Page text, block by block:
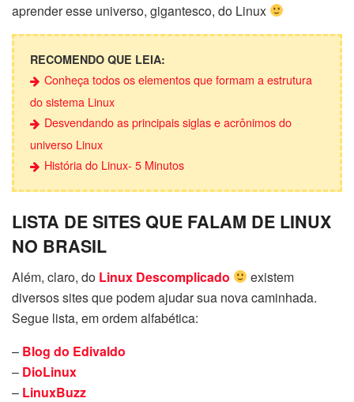
aprender esse universo, gigantesco, do Linux
RECOMENDO QUE LEIA:
Conheça todos os elementos que formam a estrutura
do sistema Linux
Desvendando as principais siglas e acrônimos do
universo Linux
História do Linux- 5 Minutos
LISTA DE SITES QUE FALAM DE LINUX
NO BRASIL
Além, claro, do Linux Descomplicado
existem
diversos sites que podem ajudar sua nova caminhada.
Segue lista, em ordem alfabética:
– Blog do Edivaldo
– DioLinux
– LinuxBuzz